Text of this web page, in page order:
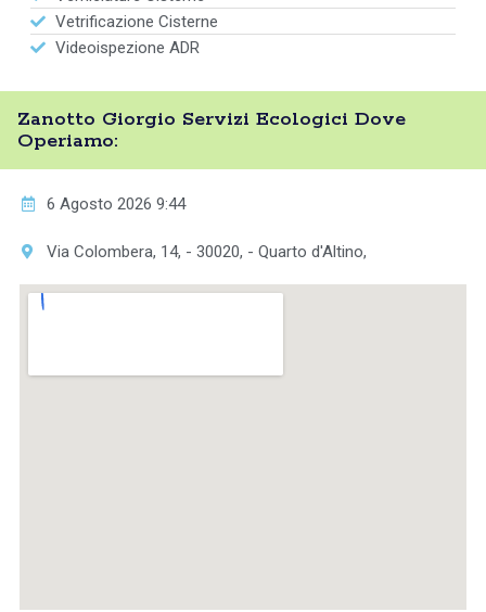
Vetrificazione Cisterne
Videoispezione ADR
Zanotto Giorgio Servizi Ecologici Dove
Operiamo:
6 Agosto 2026 9:44
Via Colombera, 14, - 30020, - Quarto d'Altino,